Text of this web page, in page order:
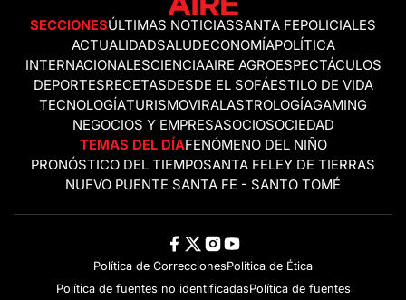
SECCIONESÚLTIMAS NOTICIASSANTA FEPOLICIALES
ACTUALIDADSALUDECONOMÍAPOLÍTICA
INTERNACIONALESCIENCIAAIRE AGROESPECTÁCULOS
DEPORTESRECETASDESDE EL SOFÁESTILO DE VIDA
TECNOLOGÍATURISMOVIRALASTROLOGÍAGAMING
NEGOCIOS Y EMPRESASOCIOSOCIEDAD
TEMAS DEL DÍAFENÓMENO DEL NIÑO
PRONÓSTICO DEL TIEMPOSANTA FELEY DE TIERRAS
NUEVO PUENTE SANTA FE - SANTO TOMÉ
Política de CorreccionesPolitica de Ética
Política de fuentes no identificadasPolítica de fuentes